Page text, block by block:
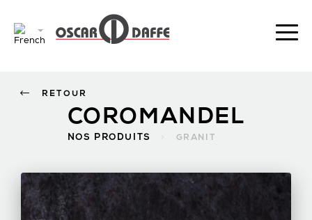
COROMANDEL
NOS PRODUITS GRANIT
RETOUR